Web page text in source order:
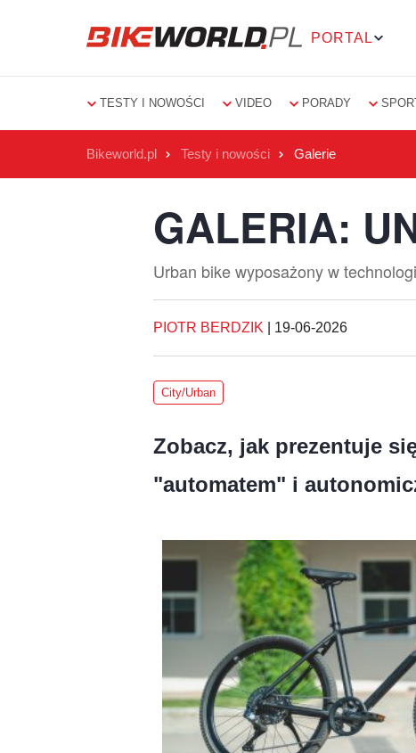
PORTAL
TESTY I NOWOŚCI VIDEO PORADY
Bikeworld.pl Testy i nowości Galerie
GALERIA:
Urban bike wyposażony w
PIOTR BERDZIK | 19-06-2026
City/Urban
Zobacz, jak prezentuje
"automatem" i